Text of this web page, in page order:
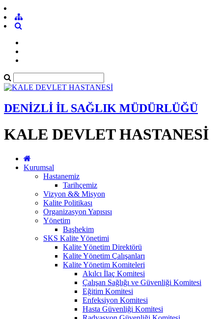
DENİZLİ İL SAĞLIK MÜDÜRLÜĞÜ
KALE DEVLET HASTANESİ
Kurumsal
Hastanemiz
Tarihçemiz
Vizyon && Misyon
Kalite Politikası
Organizasyon Yapısısı
Yönetim
Başhekim
SKS Kalite Yönetimi
Kalite Yönetim Direktörü
Kalite Yönetim Çalışanları
Kalite Yönetim Komiteleri
Akılcı İlaç Komitesi
Çalışan Sağlığı ve Güvenliği Komitesi
Eğitim Komitesi
Enfeksiyon Komitesi
Hasta Güvenliği Komitesi